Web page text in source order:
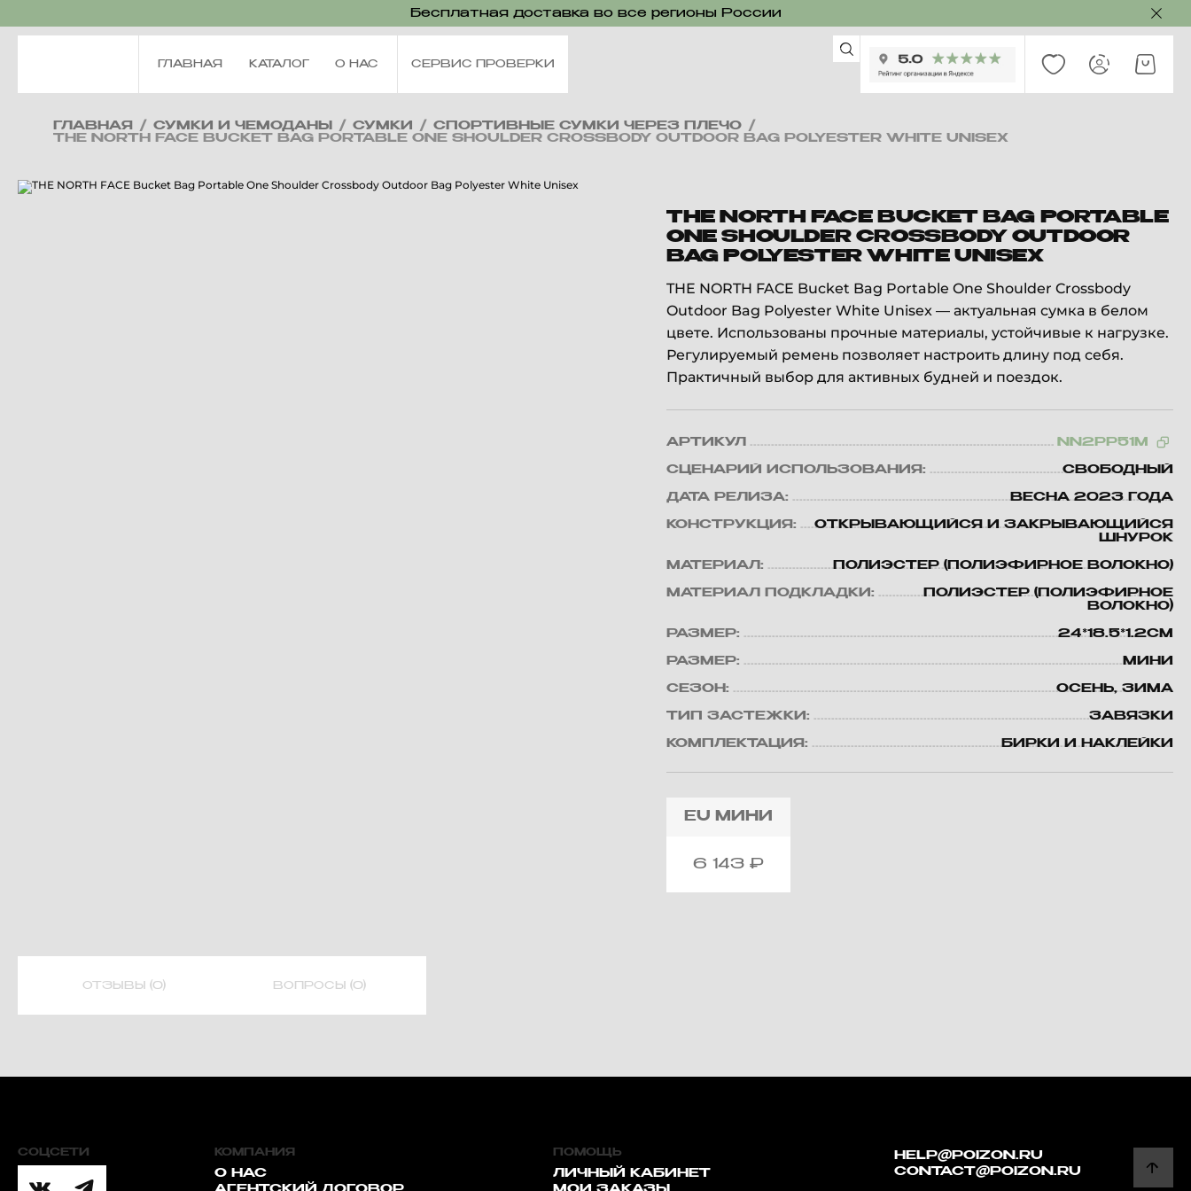
Бесплатная доставка во все регионы России
ГЛАВНАЯ КАТАЛОГ О НАС СЕРВИС ПРОВЕРКИ
ГЛАВНАЯ / СУМКИ И ЧЕМОДАНЫ / СУМКИ / СПОРТИВНЫЕ СУМКИ ЧЕРЕЗ ПЛЕЧО /
THE NORTH FACE BUCKET BAG PORTABLE ONE SHOULDER CROSSBODY OUTDOOR BAG POLYESTER WHITE UNISEX
THE NORTH FACE BUCKET BAG PORTABLE
ONE SHOULDER CROSSBODY OUTDOOR
BAG POLYESTER WHITE UNISEX
THE NORTH FACE Bucket Bag Portable One Shoulder Crossbody
Outdoor Bag Polyester White Unisex — актуальная сумка в белом
цвете. Использованы прочные материалы, устойчивые к нагрузке.
Регулируемый ремень позволяет настроить длину под себя.
Практичный выбор для активных будней и поездок.
АРТИКУЛ NN2PP51M
СЦЕНАРИЙ ИСПОЛЬЗОВАНИЯ: СВОБОДНЫЙ
ДАТА РЕЛИЗА: ВЕСНА 2023 ГОДА
КОНСТРУКЦИЯ:
ОТКРЫВАЮЩИЙСЯ И ЗАКРЫВАЮЩИЙСЯ
ШНУРОК
МАТЕРИАЛ: ПОЛИЭСТЕР (ПОЛИЭФИРНОЕ ВОЛОКНО)
МАТЕРИАЛ ПОДКЛАДКИ:
ПОЛИЭСТЕР (ПОЛИЭФИРНОЕ
ВОЛОКНО)
РАЗМЕР: 24*18.5*1.2CM
РАЗМЕР: МИНИ
СЕЗОН: ОСЕНЬ, ЗИМА
ТИП ЗАСТЕЖКИ: ЗАВЯЗКИ
КОМПЛЕКТАЦИЯ: БИРКИ И НАКЛЕЙКИ
EU МИНИ
6 143₽
ОТЗЫВЫ (0) ВОПРОСЫ (0)
СОЦСЕТИ КОМПАНИЯ
О НАС
HELP@POIZON.RU
CONTACT@POIZON.RU
ПОМОЩЬ
ЛИЧНЫЙ КАБИНЕТ